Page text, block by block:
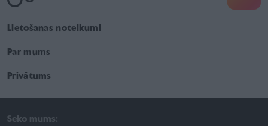
Lietošanas noteikumi
Par mums
Privātums
Seko mums: